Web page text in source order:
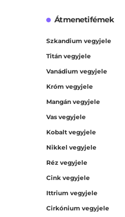
Átmenetifémek
Szkandium vegyjele
Titán vegyjele
Vanádium vegyjele
Króm vegyjele
Mangán vegyjele
Vas vegyjele
Kobalt vegyjele
Nikkel vegyjele
Réz vegyjele
Cink vegyjele
Ittrium vegyjele
Cirkónium vegyjele